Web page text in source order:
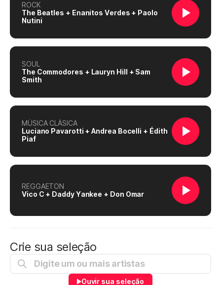
ROCK
The Beatles + Enanitos Verdes + Paolo
Nutini
SOUL
The Commodores + Lauryn Hill + Sam
Smith
MÚSICA CLÁSICA
Luciano Pavarotti + Andrea Bocelli + Édith
Piaf
REGGAETON
Vico C + Daddy Yankee + Don Omar
Crie sua seleção
Ouvir sua seleção